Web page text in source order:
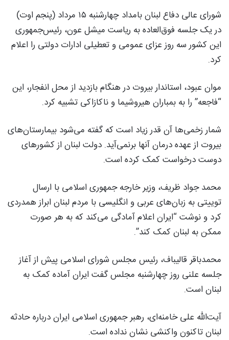
شورای عالی دفاع لبنان بامداد چهارشنبه ۱۵ مرداد (پنجم اوت)
در یک جلسه فوق‌العاده به ریاست میشل عون، رئیس‌جمهوری
این کشور سه روز عزای عمومی و تعطیلی ادارات دولتی را اعلام
کرد.
موان عبود، استاندار بیروت در هنگام بازدید از محل انفجار، این
“فاجعه” را به بمباران هیروشیما و ناکازاکی تشبیه کرد.
شمار زخمی‌ها آن قدر زیاد است که گفته می‌شود بیمارستان‌های
بیروت از عهده درمان آنها برنمی‌آید. دولت لبنان از کشورهای
دوست درخواست کمک کرده است.
محمد جواد ظریف، وزیر خارجه جمهوری اسلامی با ارسال
توییتی به زبان‌های عربی و انگلیسی با مردم لبنان ابراز همدردی
کرد و نوشت “ایران اعلام آمادگی می‌کند که به هر صورت
ممکن به لبنان کمک کند”.
محمدباقر قالیباف، رئیس مجلس شورای اسلامی پیش از آغاز
جلسه علنی روز چهارشنبه مجلس گفت ایران آماده کمک به
لبنان است.
آیت‌الله علی خامنه‌ای، رهبر جمهوری اسلامی ایران درباره حادثه
لبنان تاکنون واکنشی نشان نداده است.